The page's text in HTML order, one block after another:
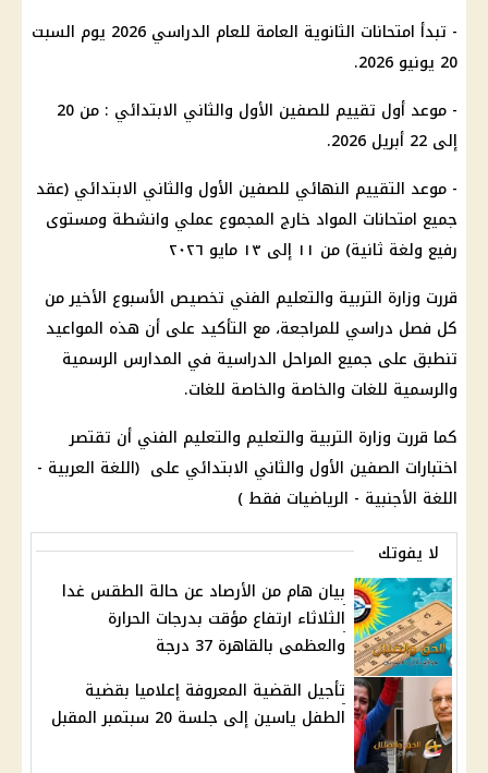
- تبدأ امتحانات الثانوية العامة للعام الدراسي 2026 يوم السبت
20 يونيو 2026.
- موعد أول تقييم للصفين الأول والثاني الابتدائي : من 20
إلى 22 أبريل 2026.
- موعد التقييم النهائي للصفين الأول والثاني الابتدائي (عقد
جميع امتحانات المواد خارج المجموع عملي وانشطة ومستوى
رفيع ولغة ثانية) من ١١ إلى ١٣ مايو ٢٠٢٦
قررت وزارة التربية والتعليم الفني تخصيص الأسبوع الأخير من
كل فصل دراسي للمراجعة، مع التأكيد على أن هذه المواعيد
تنطبق على جميع المراحل الدراسية في المدارس الرسمية
والرسمية للغات والخاصة والخاصة للغات.
كما قررت وزارة التربية والتعليم والتعليم الفني أن تقتصر
اختبارات الصفين الأول والثاني الابتدائي على (اللغة العربية -
اللغة الأجنبية - الرياضيات فقط )
لا يفوتك
بيان هام من الأرصاد عن حالة الطقس غدا
الثلاثاء ارتفاع مؤقت بدرجات الحرارة
والعظمى بالقاهرة 37 درجة
تأجيل القضية المعروفة إعلاميا بقضية
الطفل ياسين إلى جلسة 20 سبتمبر المقبل